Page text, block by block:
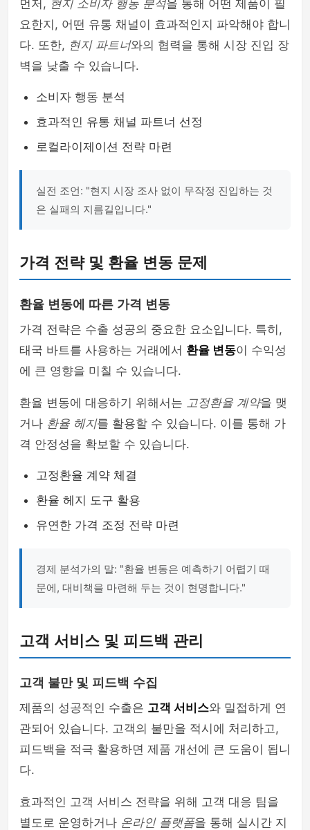
먼저, 현지 소비자 행동 분석을 통해 어떤 제품이 필
요한지, 어떤 유통 채널이 효과적인지 파악해야 합니
다. 또한, 현지 파트너와의 협력을 통해 시장 진입 장
벽을 낮출 수 있습니다.
소비자 행동 분석
효과적인 유통 채널 파트너 선정
로컬라이제이션 전략 마련
실전 조언: "현지 시장 조사 없이 무작정 진입하는 것
은 실패의 지름길입니다."
가격 전략 및 환율 변동 문제
환율 변동에 따른 가격 변동
가격 전략은 수출 성공의 중요한 요소입니다. 특히,
태국 바트를 사용하는 거래에서 환율 변동이 수익성
에 큰 영향을 미칠 수 있습니다.
환율 변동에 대응하기 위해서는 고정환율 계약을 맺
거나 환율 헤지를 활용할 수 있습니다. 이를 통해 가
격 안정성을 확보할 수 있습니다.
고정환율 계약 체결
환율 헤지 도구 활용
유연한 가격 조정 전략 마련
경제 분석가의 말: "환율 변동은 예측하기 어렵기 때
문에, 대비책을 마련해 두는 것이 현명합니다."
고객 서비스 및 피드백 관리
고객 불만 및 피드백 수집
제품의 성공적인 수출은 고객 서비스와 밀접하게 연
관되어 있습니다. 고객의 불만을 적시에 처리하고,
피드백을 적극 활용하면 제품 개선에 큰 도움이 됩니
다.
효과적인 고객 서비스 전략을 위해 고객 대응 팀을
별도로 운영하거나 온라인 플랫폼을 통해 실시간 지